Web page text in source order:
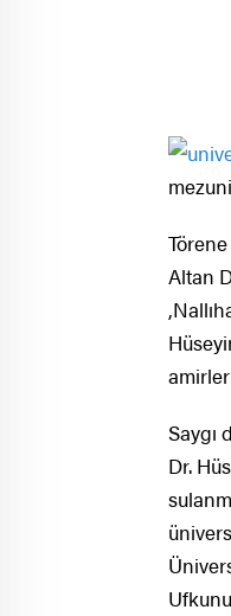
Altan
Saygı
Dr.